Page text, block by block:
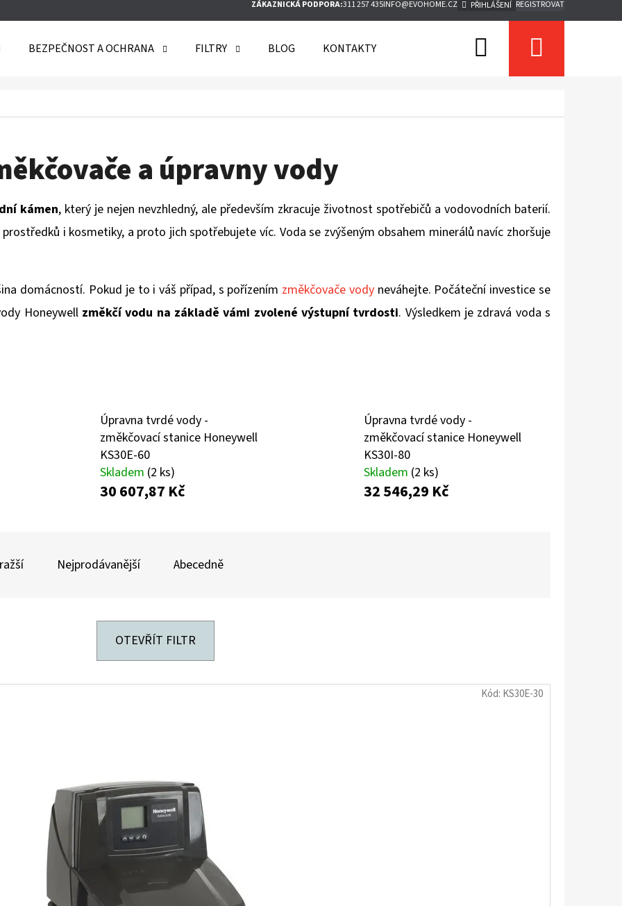
ZÁKAZNICKÁ PODPORA:311 257 435INFO@EVOHOME.CZ PŘIHLÁŠENÍ REGISTROVAT
BEZPEČNOST A OCHRANA FILTRY BLOG KONTAKTY Hledat
a úpravny vody
kámen, který je nejen nevzhledný, ale především zkracuje životnost spotřebičů a vodovodních baterií.
i kosmetiky, a proto jich spotřebujete víc. Voda se zvýšeným obsahem minerálů navíc zhoršuje
domácností. Pokud je to i váš případ, s pořízením změkčovače vodyneváhejte. Počáteční investice se
Honeywell změkčí vodu na základě vámi zvolené výstupní tvrdosti. Výsledkem je zdravá voda s
Úpravna tvrdé vody -
změkčovací stanice Honeywell
KS30E-60
Skladem (2 ks)
30 607,87 Kč
Úpravna tvrdé vody -
změkčovací stanice Honeywell
KS30I-80
Skladem (2 ks)
32 546,29 Kč
Nejprodávanější Abecedně
OTEVŘÍT FILTR
Kód: KS30E-30
DOPORUČUJEME